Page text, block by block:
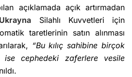
açıklamada açık artırmadan
Ukrayna Silahlı Kuvvetleri için
taretlerinin satın alınması
“Bu kılıç sahibine birçok
cephedeki zaferlere vesile